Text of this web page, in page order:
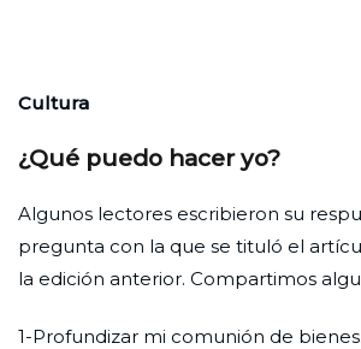
Cultura
¿Qué puedo hacer yo?
Algunos lectores escribieron su
pregunta con la que se tituló el
la edición anterior. Compartimos
1-Profundizar mi comunión de bienes.